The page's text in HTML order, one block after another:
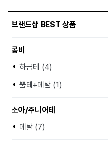
브랜드샵 BEST 상품
콤비
하금테 (4)
뿔테+메탈 (1)
소아/주니어테
메탈 (7)